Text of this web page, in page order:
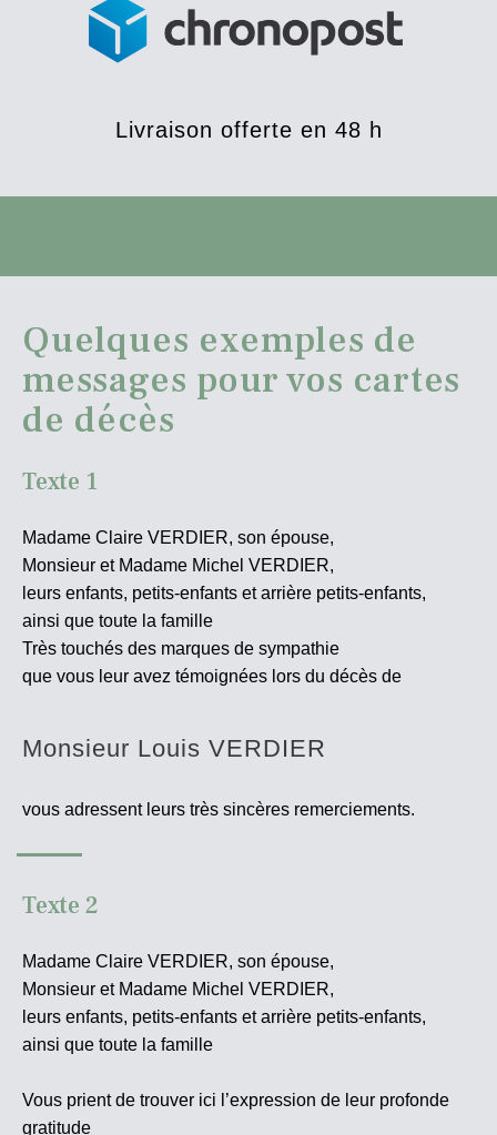
Livraison offerte en 48 h
Quelques exemples de
messages pour vos cartes
de décès
Texte 1
Madame Claire VERDIER, son épouse,
Monsieur et Madame Michel VERDIER,
leurs enfants, petits-enfants et arrière petits-enfants,
ainsi que toute la famille
Très touchés des marques de sympathie
que vous leur avez témoignées lors du décès de
Monsieur Louis VERDIER
vous adressent leurs très sincères remerciements.
Texte 2
Madame Claire VERDIER, son épouse,
Monsieur et Madame Michel VERDIER,
leurs enfants, petits-enfants et arrière petits-enfants,
ainsi que toute la famille
Vous prient de trouver ici l’expression de leur profonde
gratitude